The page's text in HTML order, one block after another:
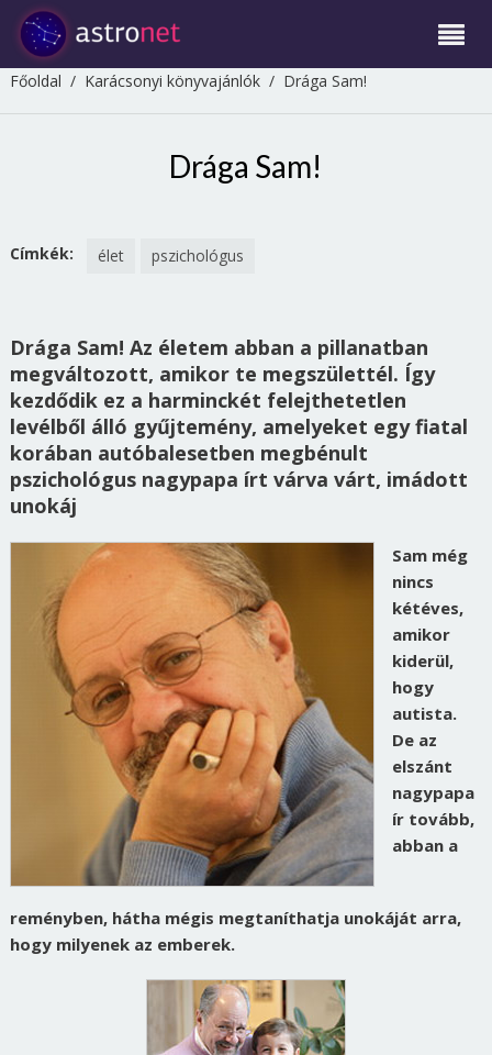
Főoldal / Karácsonyi könyvajánlók/ Drága Sam!
Drága Sam!
Címkék: élet pszichológus
Drága Sam! Az életem abban a pillanatban
megváltozott, amikor te megszülettél. Így
kezdődik ez a harminckét felejthetetlen
levélből álló gyűjtemény, amelyeket egy fiatal
korában autóbalesetben megbénult
pszichológus nagypapa írt várva várt, imádott
unokáj
Sam még
nincs
kétéves,
amikor
kiderül,
hogy
autista.
De az
elszánt
nagypapa
ír tovább,
abban a
reményben, hátha mégis megtaníthatja unokáját arra,
hogy milyenek az emberek.